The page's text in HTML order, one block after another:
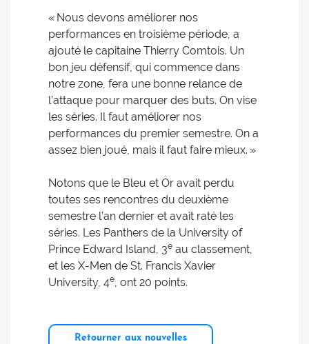
« Nous devons améliorer nos
performances en troisième période, a
ajouté le capitaine Thierry Comtois. Un
bon jeu défensif, qui commence dans
notre zone, fera une bonne relance de
l’attaque pour marquer des buts. On vise
les séries. Il faut améliorer nos
performances du premier semestre. On a
assez bien joué, mais il faut faire mieux. »
Notons que le Bleu et Or avait perdu
toutes ses rencontres du deuxième
semestre l’an dernier et avait raté les
séries. Les Panthers de la University of
Prince Edward Island, 3e au classement,
et les X-Men de St. Francis Xavier
University, 4e, ont 20 points.
Retourner aux nouvelles